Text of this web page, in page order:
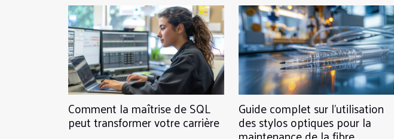
Comment la maîtrise de SQL
peut transformer votre carrière
Guide complet sur l'utilisation
des stylos optiques pour la